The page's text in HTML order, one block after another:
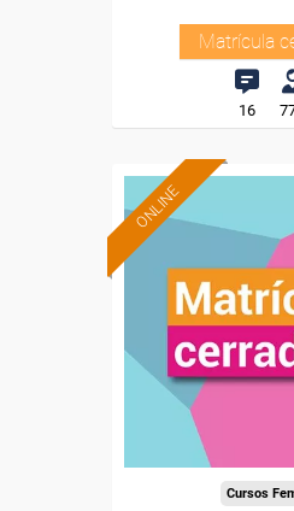
Matrícula
16
ONLINE
Cursos